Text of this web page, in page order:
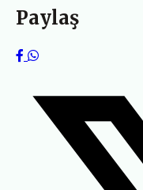
Paylaş